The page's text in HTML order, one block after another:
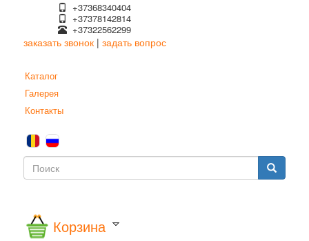
+37368340404
+37378142814
+37322562299
заказать звонок | задать вопрос
Каталог
Галерея
Контакты
Форма
Корзина